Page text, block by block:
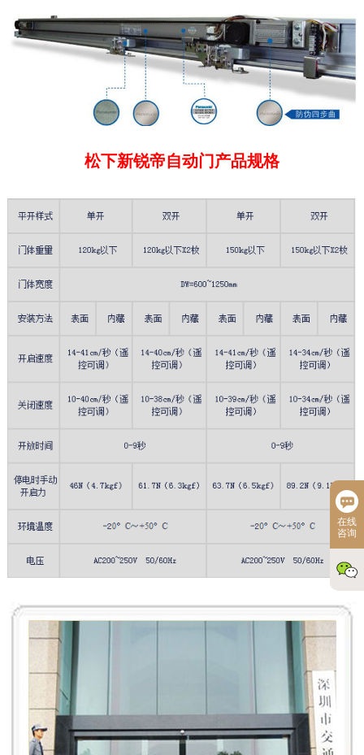
松下新锐帝自动门产品规格
在线
咨询